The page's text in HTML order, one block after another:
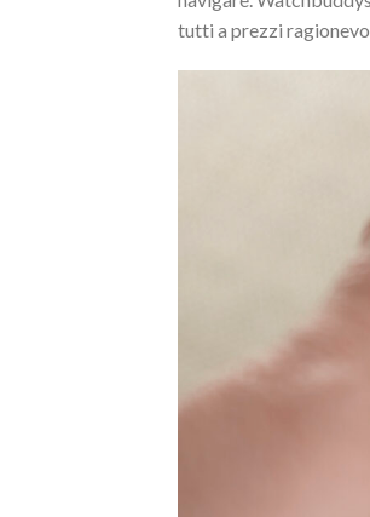
tutti a prezzi